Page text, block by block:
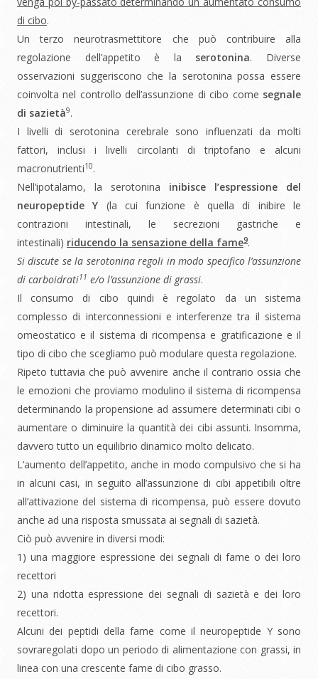
di cibo.
Un terzo neurotrasmettitore che può contribuire alla
regolazione dell’appetito è la serotonina. Diverse
osservazioni suggeriscono che la serotonina possa essere
coinvolta nel controllo dell’assunzione di cibo come segnale
di sazietà9.
I livelli di serotonina cerebrale sono influenzati da molti
fattori, inclusi i livelli circolanti di triptofano e alcuni
macronutrienti10.
Nell’ipotalamo, la serotonina inibisce l’espressione del
neuropeptide Y (la cui funzione è quella di inibire le
contrazioni intestinali, le secrezioni gastriche e
intestinali) riducendo la sensazione della fame9.
Si discute se la serotonina regoli in modo specifico l’assunzione
di carboidrati11 e/o l’assunzione di grassi.
Il consumo di cibo quindi è regolato da un sistema
complesso di interconnessioni e interferenze tra il sistema
omeostatico e il sistema di ricompensa e gratificazione e il
tipo di cibo che scegliamo può modulare questa regolazione.
Ripeto tuttavia che può avvenire anche il contrario ossia che
le emozioni che proviamo modulino il sistema di ricompensa
determinando la propensione ad assumere determinati cibi o
aumentare o diminuire la quantità dei cibi assunti. Insomma,
davvero tutto un equilibrio dinamico molto delicato.
L’aumento dell’appetito, anche in modo compulsivo che si ha
in alcuni casi, in seguito all’assunzione di cibi appetibili oltre
all’attivazione del sistema di ricompensa, può essere dovuto
anche ad una risposta smussata ai segnali di sazietà.
Ciò può avvenire in diversi modi:
1) una maggiore espressione dei segnali di fame o dei loro
recettori
2) una ridotta espressione dei segnali di sazietà e dei loro
recettori.
Alcuni dei peptidi della fame come il neuropeptide Y sono
sovraregolati dopo un periodo di alimentazione con grassi, in
linea con una crescente fame di cibo grasso.